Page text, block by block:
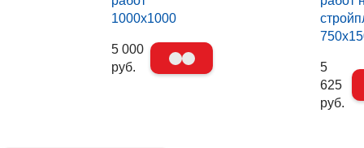
1000х1000
5 000
руб.
5
625
руб.